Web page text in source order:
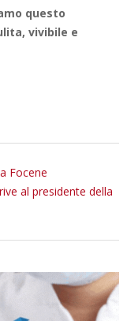
questo
vivibile e
Focene
al presidente della